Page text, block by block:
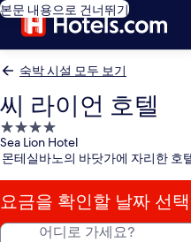
본문 내용으로 건너뛰기
숙박 시설 모두 보기
씨 라이언 호텔
4.0
성
급
숙
박
시
Sea Lion Hotel
몬테실바노의 바닷가에 자리한 호
요금을 확인할 날짜 선택
어디로 가세요?